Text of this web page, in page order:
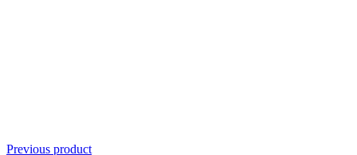
Previous product